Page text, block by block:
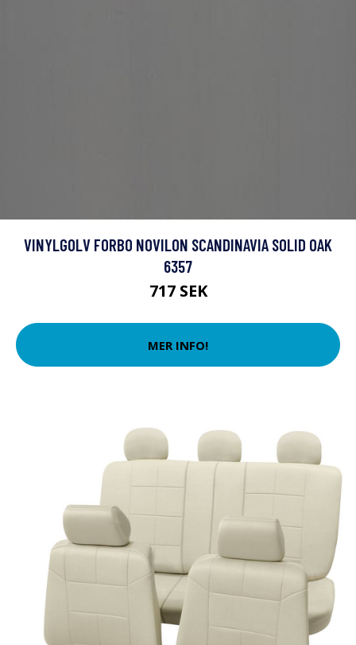
VINYLGOLV FORBO NOVILON SCANDINAVIA SOLID OAK
6357
717 SEK
MER INFO!